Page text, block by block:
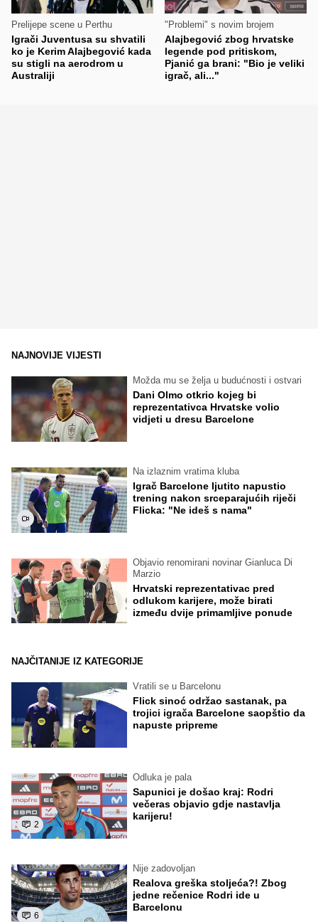
Prelijepe scene u Perthu
Igrači Juventusa su shvatili
ko je Kerim Alajbegović kada
su stigli na aerodrom u
Australiji
"Problemi" s novim brojem
Alajbegović zbog hrvatske
legende pod pritiskom,
Pjanić ga brani: "Bio je veliki
igrač, ali..."
NAJNOVIJE VIJESTI
Možda mu se želja u budućnosti i ostvari
Dani Olmo otkrio kojeg bi
reprezentativca Hrvatske volio
vidjeti u dresu Barcelone
Na izlaznim vratima kluba
Igrač Barcelone ljutito napustio
trening nakon srceparajućih riječi
Flicka: "Ne ideš s nama"
Objavio renomirani novinar Gianluca Di
Marzio
Hrvatski reprezentativac pred
odlukom karijere, može birati
između dvije primamljive ponude
NAJČITANIJE IZ KATEGORIJE
Vratili se u Barcelonu
Flick sinoć održao sastanak, pa
trojici igrača Barcelone saopštio da
napuste pripreme
2
Odluka je pala
Sapunici je došao kraj: Rodri
večeras objavio gdje nastavlja
karijeru!
6
Nije zadovoljan
Realova greška stoljeća?! Zbog
jedne rečenice Rodri ide u
Barcelonu